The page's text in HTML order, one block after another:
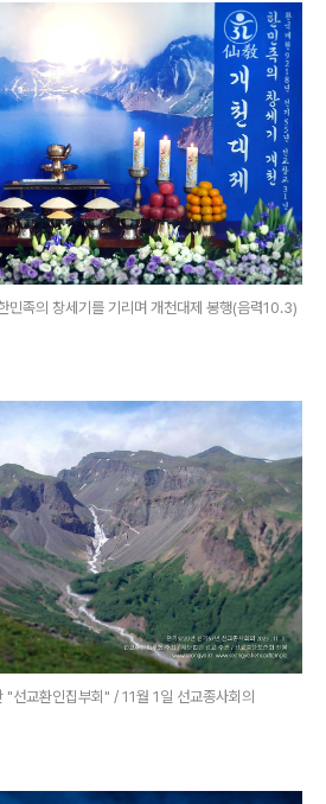
족의 창세기를 기리며 개천대제 봉행(음력10.3)
"선교환인집부회" / 11월 1일 선교종사회의